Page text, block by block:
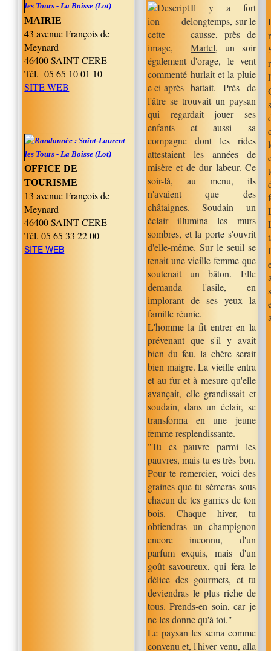
MAIRIE
43 avenue François de
Meynard
46400 SAINT-CERE
Tél. 05 65 10 01 10
SITE WEB
OFFICE DE
TOURISME
13 avenue François de
Meynard
46400 SAINT-CERE
Tél. 05 65 33 22 00
SITE WEB
Il y a fort
longtemps, sur le
causse, près de
Martel, un soir
d'orage, le vent
hurlait et la pluie
battait. Prés de
l'âtre se trouvait un paysan
qui regardait jouer ses
enfants et aussi sa
compagne dont les rides
attestaient les années de
misère et de dur labeur. Ce
soir-là, au menu, ils
n'avaient que des
châtaignes. Soudain un
éclair illumina les murs
sombres, et la porte s'ouvrit
d'elle-même. Sur le seuil se
tenait une vieille femme que
soutenait un bâton. Elle
demanda l'asile, en
implorant de ses yeux la
famille réunie.
L'homme la fit entrer en la
prévenant que s'il y avait
bien du feu, la chère serait
bien maigre. La vieille entra
et au fur et à mesure qu'elle
avançait, elle grandissait et
soudain, dans un éclair, se
transforma en une jeune
femme resplendissante.
"Tu es pauvre parmi les
pauvres, mais tu es très bon.
Pour te remercier, voici des
graines que tu sèmeras sous
chacun de tes garrics de ton
bois. Chaque hiver, tu
obtiendras un champignon
encore inconnu, d'un
parfum exquis, mais d'un
goût savoureux, qui fera le
délice des gourmets, et tu
deviendras le plus riche de
tous. Prends-en soin, car je
ne les donne qu'à toi."
Le paysan les sema comme
convenu et, l'hiver venu, alla